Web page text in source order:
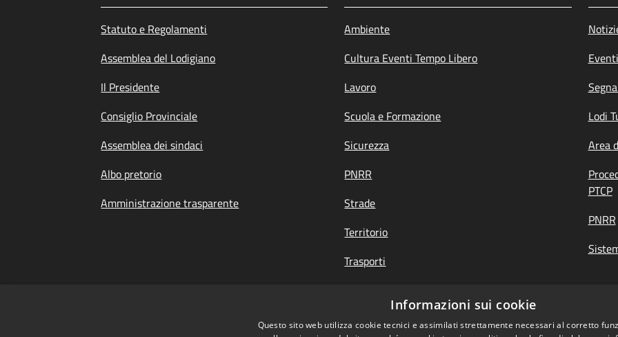
Statuto e Regolamenti
Assemblea del Lodigiano
Il Presidente
Consiglio Provinciale
Assemblea dei sindaci
Albo pretorio
Amministrazione trasparente
Ambiente
Cultura Eventi Tempo Libero
Lavoro
Scuola e Formazione
Sicurezza
PNRR
Strade
Territorio
Trasporti
Eventi
Lodi
Area
PTCP
PNRR
Informazioni sui cookie
Questo sito web utilizza cookie tecnici e assimilati strettamente necessari al corretto